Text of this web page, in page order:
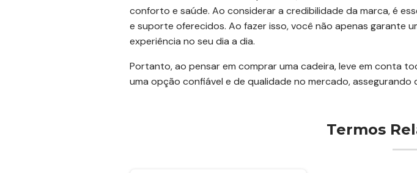
conforto e saúde. Ao considerar a credibilidade da marca, é
e suporte oferecidos. Ao fazer isso, você não apenas garante
experiência no seu dia a dia.
Portanto, ao pensar em comprar uma cadeira, leve em conta
uma opção confiável e de qualidade no mercado,
Termos